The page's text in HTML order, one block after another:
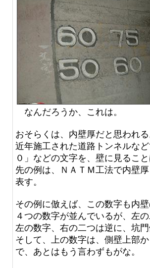
なんだろうか、これは。
おそらくは、内壁厚だと思われる
近年施工された道路トンネルな
０」などの文字を、壁に見ること
先の例は、ＮＡＴＭ工法で内壁
表す。
その例に倣えば、この数字も内壁
４つの数字が並んでいるが、左
左の数字、右の二つは逆に、坑
そして、上の数字は、側壁上部
で、あとはもう言わずもがな。